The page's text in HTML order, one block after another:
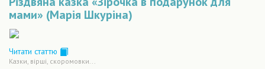
мами» (Марія Шкуріна)
Читати статтю
Казки, вірші, скоромовки...